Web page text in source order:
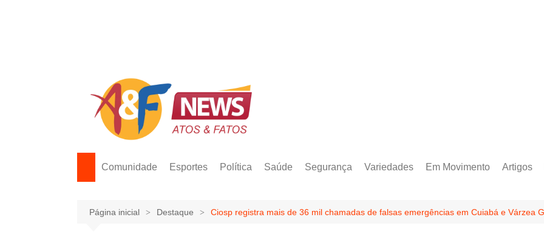
Comunidade Esportes Política Saúde Segurança Variedades Em Movimento Artigos
Página inicial Destaque Ciosp registra mais de 36 mil chamadas de falsas emergências em Cuiabá e Várzea